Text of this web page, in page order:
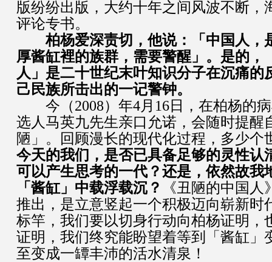
版纷纷出版，大约十年之间风波不断，
评论专书。
柏杨爱深责切，他说：「中国人，
厚酱缸裡的族群，需要警醒」。是的，
人」是二十世纪末叶知识分子在沉痛的
己民族所击出的一记警钟。
今（2008）年4月16日，在柏杨的
选人马英九先生亲口允诺，会随时提醒
陋」。回顾漫长的现代化过程，多少个
今天的我们，是否已具备足够的灵性认
可以产生思考的一代？还是，依然故我
「酱缸」中载浮载沉？
《丑陋的中国人
推出，是立意竖起一个积极迈向崭新时
标竿，我们要以切身行动向柏杨证明，
证明，我们终究能盼望着等到「酱缸」
至变成一罈丰沛的活水清泉！